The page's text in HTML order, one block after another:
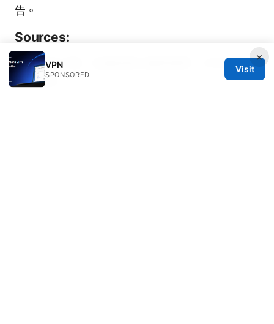
告。
Sources:
翻墙软件下载：全面指南与最新趋势，VPN评测与
实操要点
×
VPN
SPONSORED
Visit